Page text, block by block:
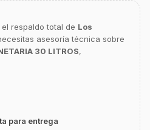
respaldo total de Los
asesoría técnica sobre
30 LITROS,
para entrega
GastroBot, tu asesor
apoyar hoy con tu